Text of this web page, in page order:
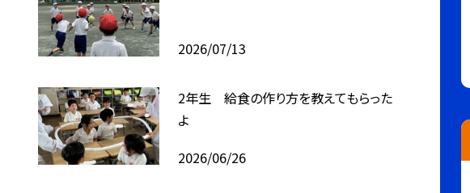
2026/07/13
2年生 給食の作り方を教えてもらった
よ
2026/06/26